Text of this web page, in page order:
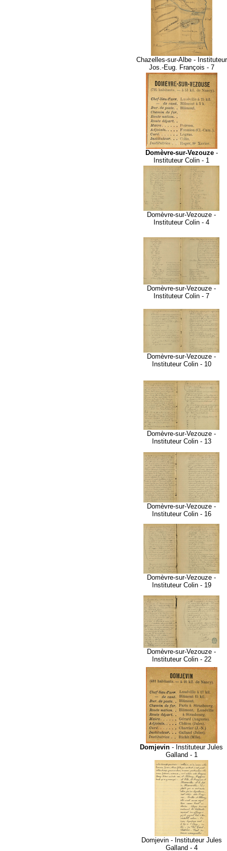
Chazelles-sur-Albe - Instituteur
Jos.-Eug. François - 7
Domèvre-sur-Vezouze-
Instituteur Colin - 1
Domèvre-sur-Vezouze -
Instituteur Colin - 4
Domèvre-sur-Vezouze -
Instituteur Colin - 7
Domèvre-sur-Vezouze -
Instituteur Colin - 10
Domèvre-sur-Vezouze -
Instituteur Colin - 13
Domèvre-sur-Vezouze -
Instituteur Colin - 16
Domèvre-sur-Vezouze -
Instituteur Colin - 19
Domèvre-sur-Vezouze -
Instituteur Colin - 22
Domjevin - Instituteur Jules
Galland - 1
Domjevin - Instituteur Jules
Galland - 4